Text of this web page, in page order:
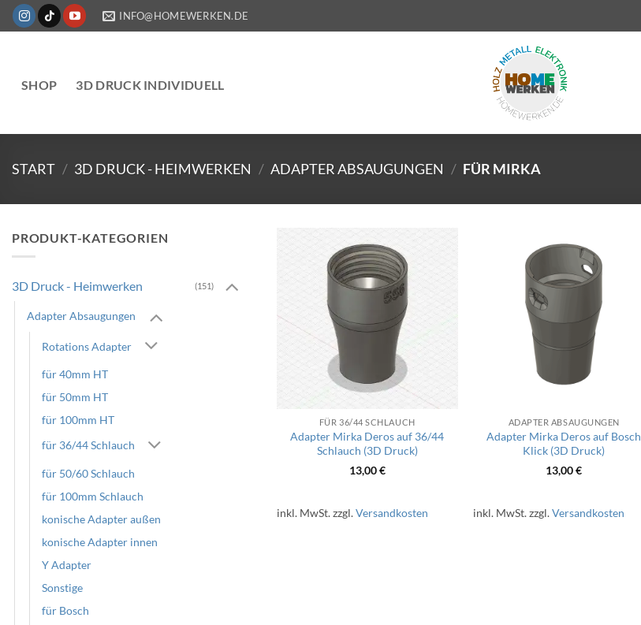
Zum
Inhalt
INFO@HOMEWERKEN.DE
SHOP 3D DRUCK INDIVIDUELL
START / 3D DRUCK - HEIMWERKEN / ADAPTER ABSAUGUNGEN / FÜR MIRKA
PRODUKT-KATEGORIEN
3D Druck - Heimwerken (151)
Adapter Absaugungen
Rotations Adapter
für 40mm HT
für 50mm HT
für 100mm HT
für 36/44 Schlauch
für 50/60 Schlauch
für 100mm Schlauch
konische Adapter außen
konische Adapter innen
Y Adapter
Sonstige
für Bosch
FÜR 36/44 SCHLAUCH
Adapter Mirka Deros auf 36/44
Schlauch (3D Druck)
13,00€
inkl. MwSt.zzgl.Versandkosten
ADAPTER ABSAUGUNGEN
Adapter Mirka Deros auf Bosch
Klick (3D Druck)
13,00€
inkl. MwSt.zzgl.Versandkosten